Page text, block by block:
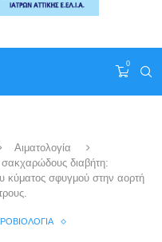
0
Αιματολογία
σακχαρώδους διαβήτη:
κύματος σφυγμού στην αορτή